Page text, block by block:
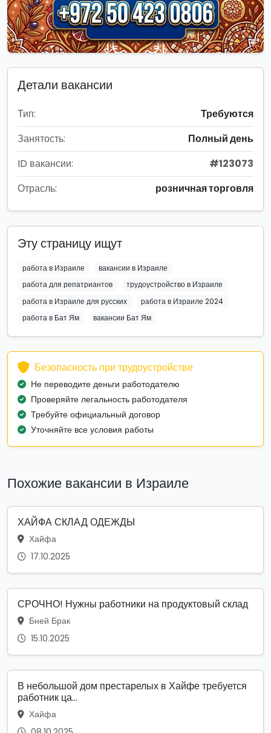
Детали вакансии
Тип:
Требуются
Занятость:
Полный день
ID вакансии:
#123073
Отрасль:
розничная торговля
Эту страницу ищут
работа в Израиле
вакансии в Израиле
работа для репатриантов
трудоустройство в Израиле
работа в Израиле для русских
работа в Израиле 2024
работа в Бат Ям
вакансии Бат Ям
Безопасность при трудоустройстве
Не переводите деньги работодателю
Проверяйте легальность работодателя
Требуйте официальный договор
Уточняйте все условия работы
Похожие вакансии в Израиле
ХАЙФА СКЛАД ОДЕЖДЫ
Хайфа
17.10.2025
СРОЧНО! Нужны работники на продуктовый склад
Бней Брак
15.10.2025
В небольшой дом престарелых в Хайфе требуется
работник ца...
Хайфа